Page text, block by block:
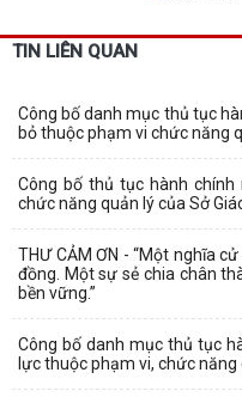
TIN LIÊN QUAN
Công bố danh mục thủ tục
bỏ thuộc phạm vi chức năng
Công bố thủ tục hành
chức năng quản lý của Sở
THƯ CẢM ƠN - “Một nghĩa
đồng. Một sự sẻ chia chân
bền vững.”
Công bố danh mục thủ tục
lực thuộc phạm vi, chức